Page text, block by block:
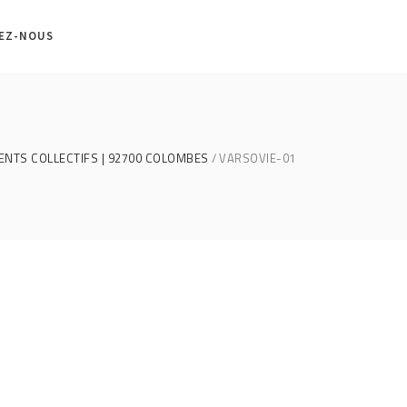
NOUS
COLLECTIFS | 92700 COLOMBES VARSOVIE-01